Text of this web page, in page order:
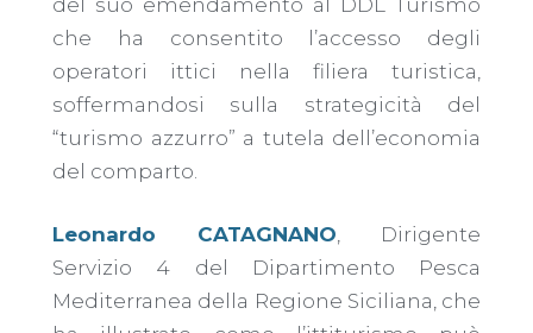
che ha consentito l’accesso degli
operatori ittici nella filiera turistica,
soffermandosi sulla strategicità del
“turismo azzurro” a tutela dell’economia
del comparto.
Leonardo CATAGNANO, Dirigente
Servizio 4 del Dipartimento Pesca
Mediterranea della Regione Siciliana, che